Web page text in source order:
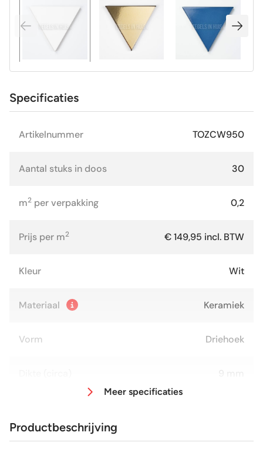
Specificaties
Artikelnummer TOZCW950
Aantal stuks in doos 30
m2 per verpakking 0,2
Prijs per m2 € 149,95 incl. BTW
Kleur Wit
Materiaal Keramiek
Vorm Driehoek
Glans / Mat mat
Meer specificaties
Productbeschrijving